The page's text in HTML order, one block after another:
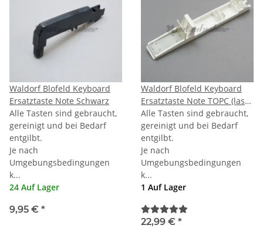
Waldorf Blofeld Keyboard
Ersatztaste Note Schwarz
Alle Tasten sind gebraucht,
gereinigt und bei Bedarf
entgilbt.
Je nach
Umgebungsbedingungen
k...
24 Auf Lager
9,95 € *
Waldorf Blofeld Keyboard
Ersatztaste Note TOPC (last
C)
Alle Tasten sind gebraucht,
gereinigt und bei Bedarf
entgilbt.
Je nach
Umgebungsbedingungen
k...
1 Auf Lager
22,99 € *